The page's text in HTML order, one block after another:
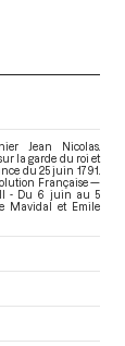
Jean Nicolas.
la garde du roi et
du 25 juin 1791.
Française —
- Du 6 juin au 5
Mavidal et Emile